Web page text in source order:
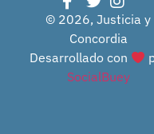
© 2026, Justicia y
Concordia
Desarrollado con
SocialBuey